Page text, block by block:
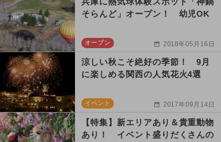
兵庫に熱気球体験スポット「神鍋
そらんど」オープン！ 幼児OK
オープン 2018年05月16日
涼しい秋こそ絶好の季節！ 9月
に楽しめる関西の人気花火4選
イベント 2017年09月14日
【特集】新エリアあり＆貴重動物
あり！ イベント盛りだくさんの